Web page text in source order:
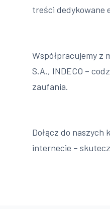
treści dedykowane
Współpracujemy z
S.A., INDECO –
zaufania.
Dołącz do
internecie –